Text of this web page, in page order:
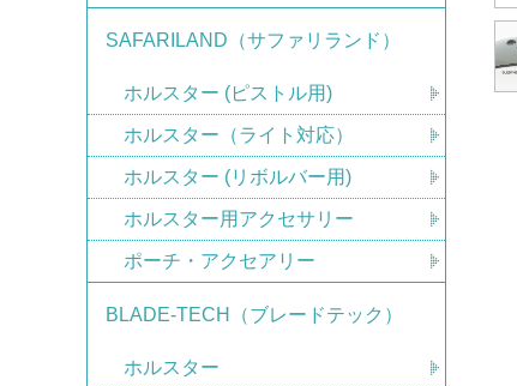
SAFARILAND（サファリランド）
ホルスター (ピストル用)
ホルスター（ライト対応）
ホルスター (リボルバー用)
ホルスター用アクセサリー
ポーチ・アクセアリー
BLADE-TECH（ブレードテック）
ホルスター